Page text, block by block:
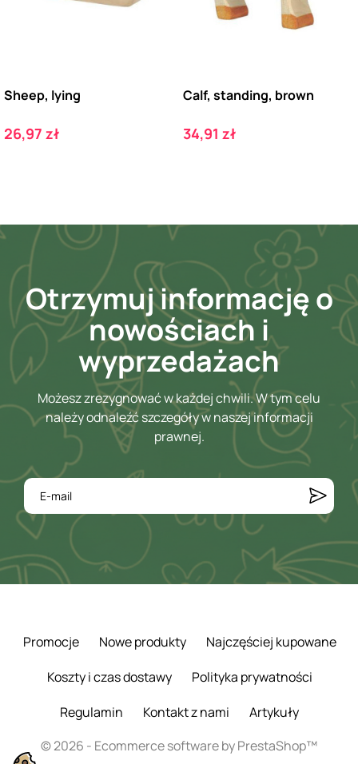
Sheep, lying
Cena
26,97 zł
Calf, standing, brown
Cena
34,91 zł
Otrzymuj informację o
nowościach i
wyprzedażach
Możesz zrezygnować w każdej chwili. W tym celu
należy odnaleźć szczegóły w naszej informacji
prawnej.
Promocje Nowe produkty
Najczęściej kupowane
Koszty i czas dostawy
Polityka prywatności
Regulamin
Kontakt z nami
Artykuły
© 2026 - Ecommerce software by PrestaShop™